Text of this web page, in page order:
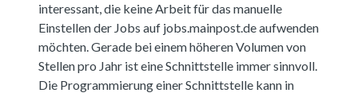
interessant, die keine Arbeit für das manuelle
Einstellen der Jobs auf jobs.mainpost.de aufwenden
möchten. Gerade bei einem höheren Volumen von
Stellen pro Jahr ist eine Schnittstelle immer sinnvoll.
Die Programmierung einer Schnittstelle kann in